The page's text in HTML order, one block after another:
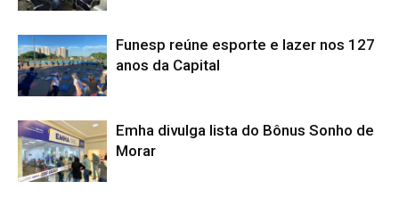
Funesp reúne esporte e lazer nos 127
anos da Capital
Emha divulga lista do Bônus Sonho de
Morar